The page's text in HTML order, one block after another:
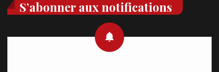
S’abonner aux notifications